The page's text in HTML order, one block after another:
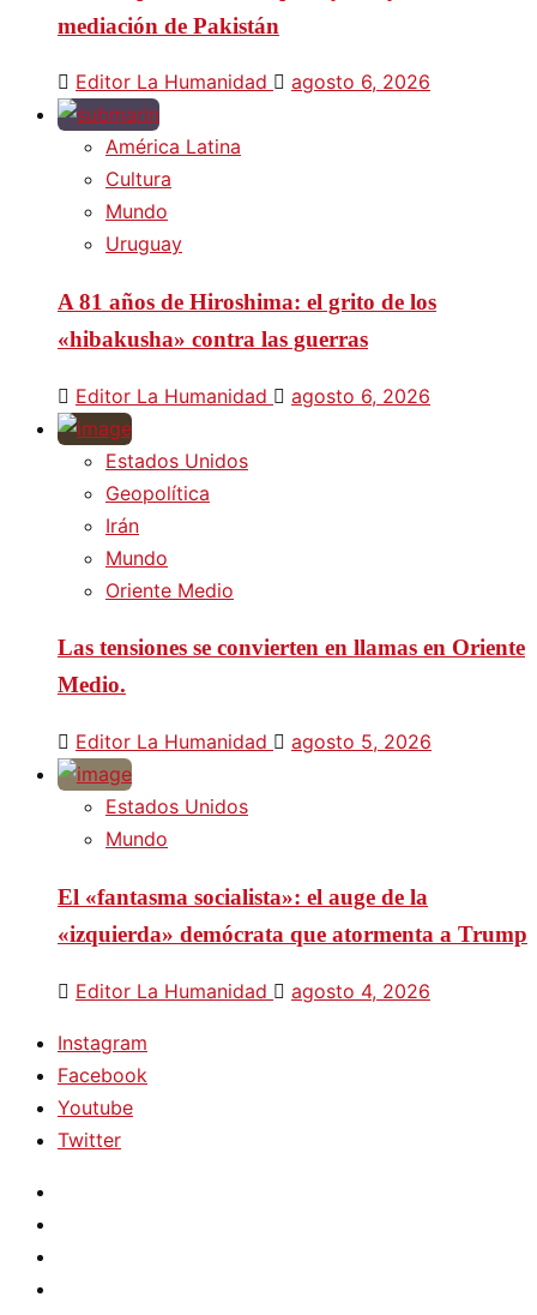
mediación de Pakistán
Editor La Humanidad agosto 6, 2026
América Latina
Cultura
Mundo
Uruguay
A 81 años de Hiroshima: el grito de los
«hibakusha» contra las guerras
Editor La Humanidad agosto 6, 2026
Estados Unidos
Geopolítica
Irán
Mundo
Oriente Medio
Las tensiones se convierten en llamas en Oriente
Medio.
Editor La Humanidad agosto 5, 2026
Estados Unidos
Mundo
El «fantasma socialista»: el auge de la
«izquierda» demócrata que atormenta a Trump
Editor La Humanidad agosto 4, 2026
Instagram
Facebook
Youtube
Twitter